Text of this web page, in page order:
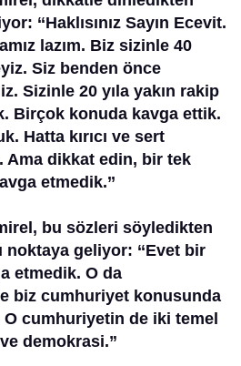
‘‘Haklısınız Sayın Ecevit.
lazım. Biz sizinle 40
Siz benden önce
Sizinle 20 yıla yakın rakip
Birçok konuda kavga ettik.
Hatta kırıcı ve sert
Ama dikkat edin, bir tek
etmedik.’’
bu sözleri söyledikten
noktaya geliyor: ‘‘Evet bir
etmedik. O da
biz cumhuriyet konusunda
cumhuriyetin de iki temel
demokrasi.”